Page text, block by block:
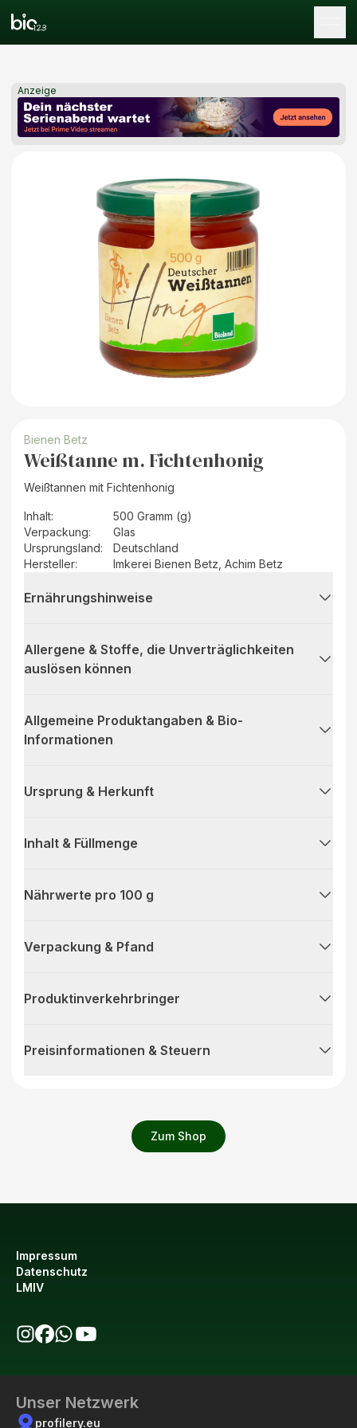
Anzeige
Zum Shop
Bienen Betz
Weißtanne m. Fichtenhonig
Weißtannen mit Fichtenhonig
Inhalt:
500 Gramm (g)
Verpackung:
Glas
Ursprungsland:
Deutschland
Hersteller: Imkerei Bienen Betz, Achim Betz
Ernährungshinweise
Allergene & Stoffe, die Unverträglichkeiten
auslösen können
Allgemeine Produktangaben & Bio-
Informationen
Ursprung & Herkunft
Inhalt & Füllmenge
Nährwerte pro 100 g
Verpackung & Pfand
Produktinverkehrbringer
Preisinformationen & Steuern
Impressum
Datenschutz
LMIV
Unser Netzwerk
profilery.eu